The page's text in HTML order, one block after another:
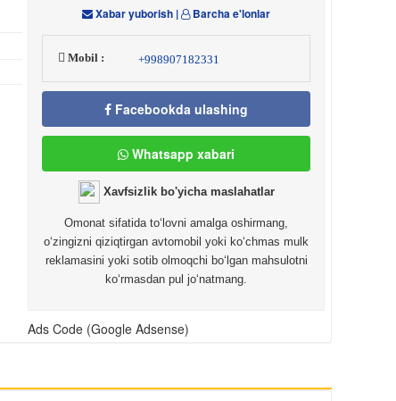
Xabar yuborish | Barcha e'lonlar
Mobil : +998907182331
Facebookda ulashing
Whatsapp xabari
Xavfsizlik bo'yicha maslahatlar
Omonat sifatida to‘lovni amalga oshirmang,
o‘zingizni qiziqtirgan avtomobil yoki ko‘chmas mulk
reklamasini yoki sotib olmoqchi bo‘lgan mahsulotni
ko‘rmasdan pul jo‘natmang.
Ads Code (Google Adsense)